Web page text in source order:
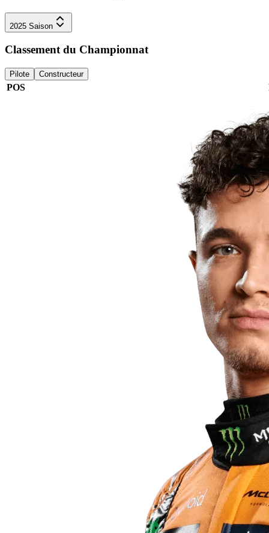
2025 Saison
Classement du Championnat
Pilote Constructeur
POS